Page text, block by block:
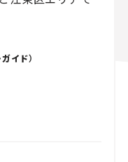
イド）